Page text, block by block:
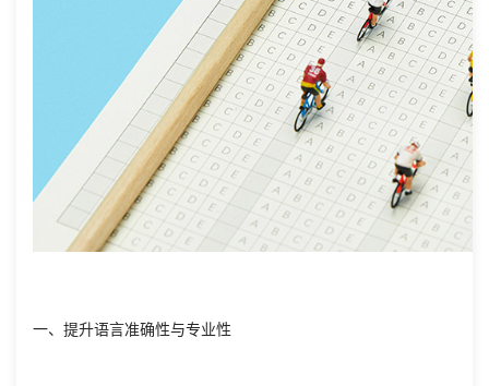
一、提升语言准确性与专业性